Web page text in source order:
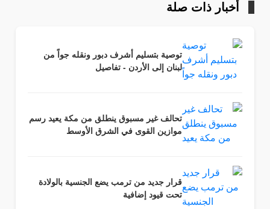
أخبار ذات صلة
توصية بتسليم أشرف دبور ونقله جواً من
لبنان إلى الأردن - تفاصيل
تحالف غير مسبوق ينطلق من مكة يعيد رسم
موازين القوى في الشرق الأوسط
قرار جديد من ترمب يضع الجنسية بالولادة
تحت قيود إضافية